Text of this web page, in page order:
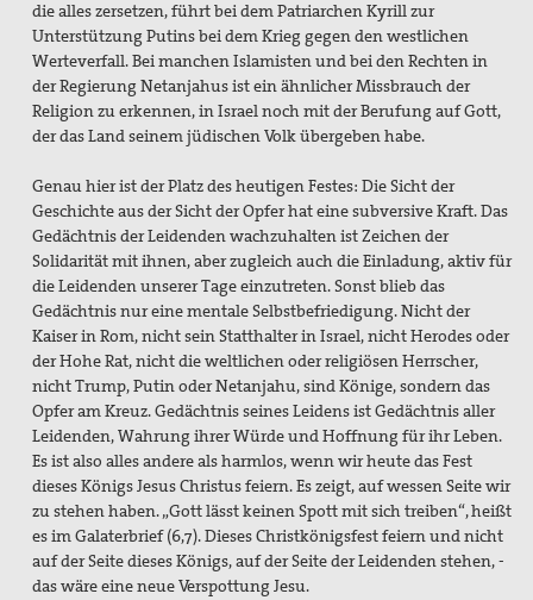
die alles zersetzen, führt bei dem Patriarchen Kyrill zur
Unterstützung Putins bei dem Krieg gegen den westlichen
Werteverfall. Bei manchen Islamisten und bei den Rechten in
der Regierung Netanjahus ist ein ähnlicher Missbrauch der
Religion zu erkennen, in Israel noch mit der Berufung auf Gott,
der das Land seinem jüdischen Volk übergeben habe.
Genau hier ist der Platz des heutigen Festes: Die Sicht der
Geschichte aus der Sicht der Opfer hat eine subversive Kraft. Das
Gedächtnis der Leidenden wachzuhalten ist Zeichen der
Solidarität mit ihnen, aber zugleich auch die Einladung, aktiv für
die Leidenden unserer Tage einzutreten. Sonst blieb das
Gedächtnis nur eine mentale Selbstbefriedigung. Nicht der
Kaiser in Rom, nicht sein Statthalter in Israel, nicht Herodes oder
der Hohe Rat, nicht die weltlichen oder religiösen Herrscher,
nicht Trump, Putin oder Netanjahu, sind Könige, sondern das
Opfer am Kreuz. Gedächtnis seines Leidens ist Gedächtnis aller
Leidenden, Wahrung ihrer Würde und Hoffnung für ihr Leben.
Es ist also alles andere als harmlos, wenn wir heute das Fest
dieses Königs Jesus Christus feiern. Es zeigt, auf wessen Seite wir
zu stehen haben. „Gott lässt keinen Spott mit sich treiben“, heißt
es im Galaterbrief (6,7). Dieses Christkönigsfest feiern und nicht
auf der Seite dieses Königs, auf der Seite der Leidenden stehen, -
das wäre eine neue Verspottung Jesu.